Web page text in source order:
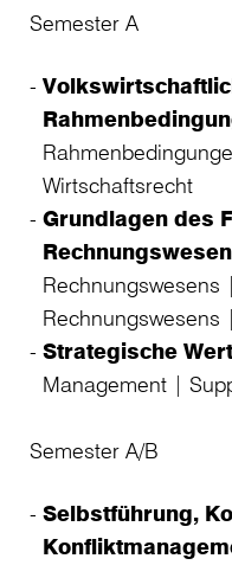
Semester A
Wirtschaftsrecht
Grundlagen des
Rechnungswesens
Strategische
Management |
Semester A/B
Selbstführung,